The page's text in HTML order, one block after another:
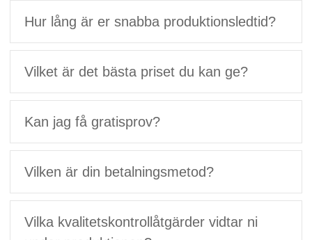
Hur lång är er snabba produktionsledtid?
Vilket är det bästa priset du kan ge?
Kan jag få gratisprov?
Vilken är din betalningsmetod?
Vilka kvalitetskontrollåtgärder vidtar ni